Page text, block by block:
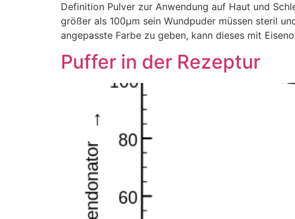
Definition Pulver zur Anwendung auf Haut und
größer als 100µm sein Wundpuder müssen steril
angepasste Farbe zu geben, kann dieses mit
Puffer in der Rezeptur